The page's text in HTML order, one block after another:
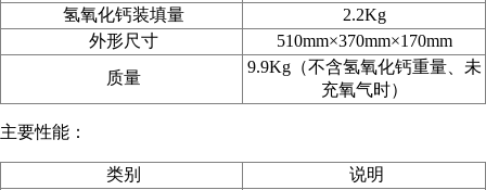
氢氧化钙装填量
2.2Kg
外形尺寸
510mm×370mm×170mm
质量
9.9Kg（不含氢氧化钙重量、未
充氧气时）
主要性能：
类别
说明